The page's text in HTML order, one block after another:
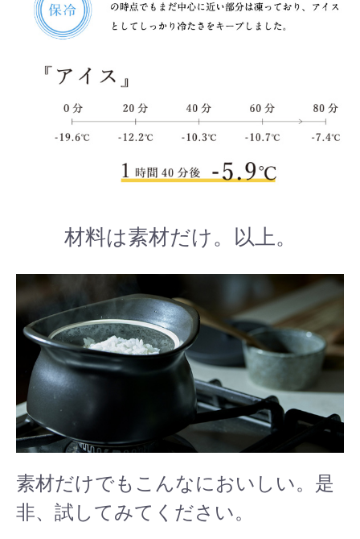
材料は素材だけ。以上。
素材だけでもこんなにおいしい。是
非、試してみてください。